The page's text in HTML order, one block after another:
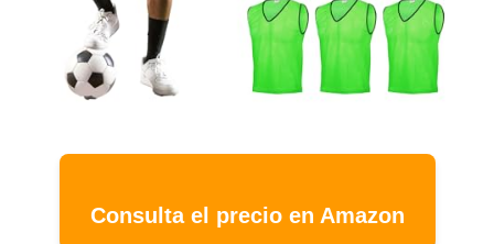
Consulta el precio en Amazon